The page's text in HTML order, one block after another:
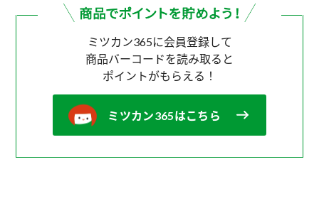
ミツカン365に会員登録して
商品バーコードを読み取ると
ポイントがもらえる！
ミツカン365はこちら